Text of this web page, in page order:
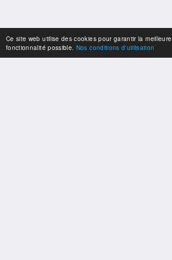
Ce site web utilise des cookies pour garantir la meilleure
fonctionnalité possible. Nos conditions d'utilisation